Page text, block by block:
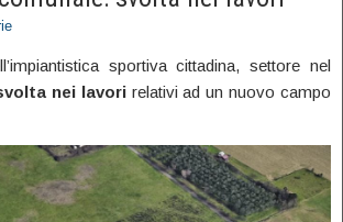
sportiva cittadina, settore nel
nei lavori relativi ad un nuovo campo